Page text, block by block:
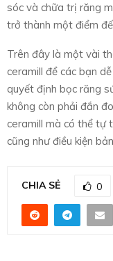
sóc và chữa trị răng
trở thành một điểm
Trên đây là một vài
ceramill để các bạn
quyết định bọc răng
không còn phải đắn
ceramill mà có thể tự
cũng như điều kiện
CHIA SẺ 0